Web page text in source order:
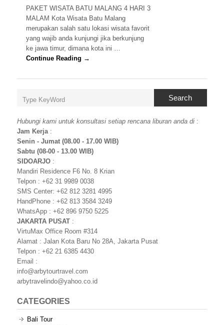
PAKET WISATA BATU MALANG 4 HARI 3
MALAM Kota Wisata Batu Malang
merupakan salah satu lokasi wisata favorit
yang wajib anda kunjungi jika berkunjung
ke jawa timur, dimana kota ini …
Continue Reading →
Search
Hubungi kami untuk konsultasi setiap rencana liburan anda di :
Jam Kerja:
Senin - Jumat (08.00 - 17.00 WIB)
Sabtu (08-00 - 13.00 WIB)
SIDOARJO :
Mandiri Residence F6 No. 8 Krian
Telpon : +62 31 9989 0038
SMS Center: +62 812 3281 4995
HandPhone : +62 813 3584 3249
WhatsApp : +62 896 9750 5225
JAKARTA PUSAT :
VirtuMax Office Room #314
Alamat : Jalan Kota Baru No 28A, Jakarta Pusat
Telpon : +62 21 6385 4430
Email :
info@arbytourtravel.com
arbytravelindo@yahoo.co.id
CATEGORIES
Bali Tour